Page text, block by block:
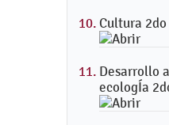
Cultura
Desarrollo
ecologÍa